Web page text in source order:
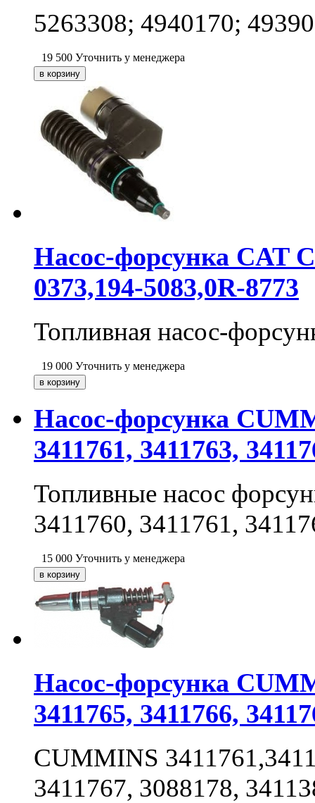
5263308; 4940170;
19 500 Уточнить у менеджера
Насос-форсунка CAT
0373,194-5083,0R-8773
Топливная насос-
19 000 Уточнить у менеджера
Насос-форсунка
3411761, 3411763,
Топливные насос
3411760, 3411761,
15 000 Уточнить у менеджера
Насос-форсунка
3411765, 3411766,
CUMMINS
3411767, 3088178,